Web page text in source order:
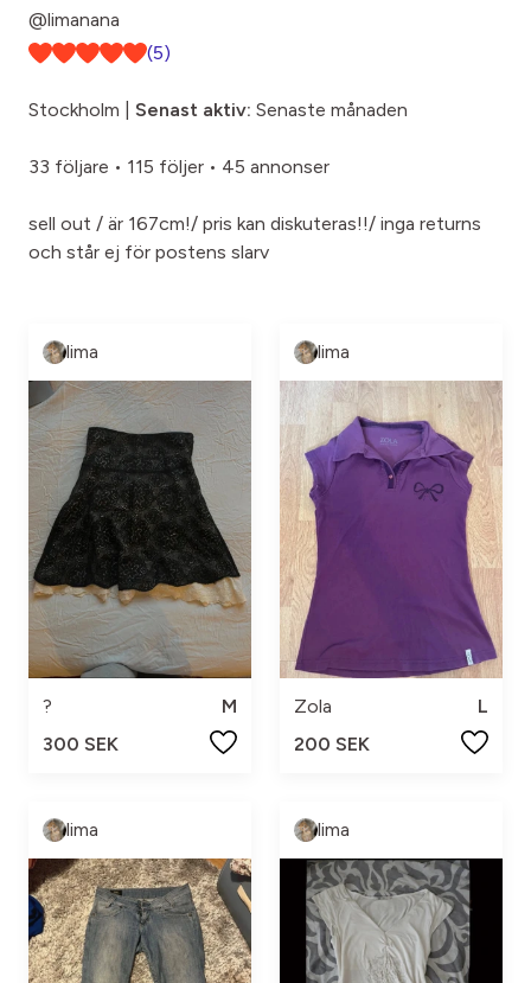
@limanana
(5)
Stockholm | Senast aktiv: Senaste månaden
33 följare • 115 följer • 45 annonser
sell out / är 167cm!/ pris kan diskuteras!!/ inga returns
och står ej för postens slarv
lima
?
M
300 SEK
lima
Zola
L
200 SEK
lima lima